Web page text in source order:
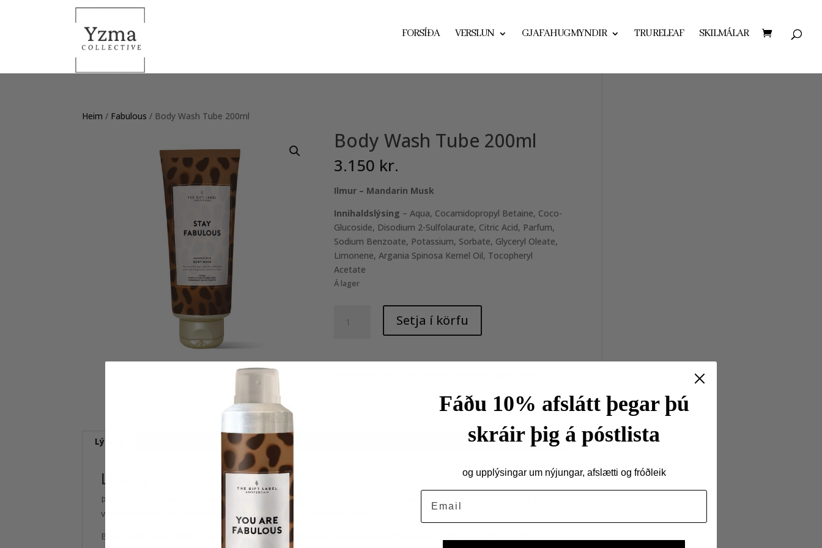
FORSÍÐA VERSLUN GJAFAHUGMYNDIR TRU RELEAF SKILMÁLAR
Heim / Fabulous / Body Wash Tube 200ml
Body Wash Tube 200ml
3.150 kr.
Ilmur – Mandarin Musk
Innihaldslýsing – Aqua, Cocamidopropyl Betaine, Coco-
Glucoside, Disodium 2-Sulfolaurate, Citric Acid, Parfum,
Sodium Benzoate, Potassium, Sorbate, Glyceryl Oleate,
Limonene, Argania Spinosa Kernel Oil, Tocopheryl
Acetate
Á lager
Wash
Setja í körfu
Lýsing
Lýsing
Þetta vegan showergel er auðvelt í notkun og í fullkominni stærð til að taka með í fríið. Ríkt af arganolíu og E-
vítamíni dekrar það við húðina með hressandi ilmi af Mandarin-Musk.
Búðu til þitt eigið fullkomna baðherbergissett með því að blanda saman hönnunum úr líkamsvörulínunni okkar.
Fáðu 10% afslátt þegar þú
skráir þig á póstlista
og upplýsingar um nýjungar, afslætti og fróðleik
Email